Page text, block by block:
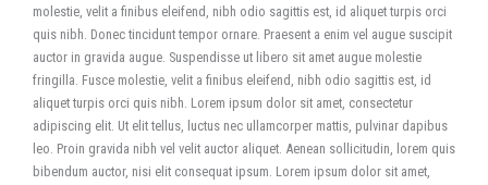
molestie, velit a finibus eleifend, nibh odio sagittis est, id aliquet turpis orci
quis nibh. Donec tincidunt tempor ornare. Praesent a enim vel augue suscipit
auctor in gravida augue. Suspendisse ut libero sit amet augue molestie
fringilla. Fusce molestie, velit a finibus eleifend, nibh odio sagittis est, id
aliquet turpis orci quis nibh. Lorem ipsum dolor sit amet, consectetur
adipiscing elit. Ut elit tellus, luctus nec ullamcorper mattis, pulvinar dapibus
leo. Proin gravida nibh vel velit auctor aliquet. Aenean sollicitudin, lorem quis
bibendum auctor, nisi elit consequat ipsum. Lorem ipsum dolor sit amet,